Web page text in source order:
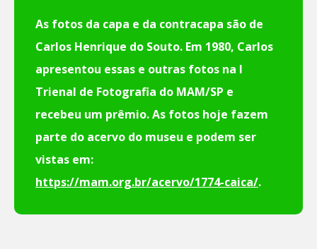
As fotos da capa e da contracapa são de
Carlos Henrique do Souto. Em 1980, Carlos
apresentou essas e outras fotos na I
Trienal de Fotografia do MAM/SP e
recebeu um prêmio. As fotos hoje fazem
parte do acervo do museu e podem ser
vistas em:
https://mam.org.br/acervo/1774-caica/.